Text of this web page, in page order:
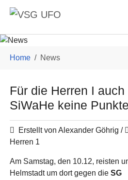
Skip to main content
Home News
Für die Herren I
SiWaHe keine
Erstellt von Alexander Göhrig /
Herren 1
Am Samstag, den 10.12, reisten
Helmstadt um dort gegen die SG